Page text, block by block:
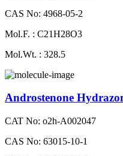
CAS No: 4968-05-2
Mol.F. : C21H28O3
Mol.Wt. : 328.5
Androstenone
CAT No: o2h-A002047
CAS No: 63015-10-1